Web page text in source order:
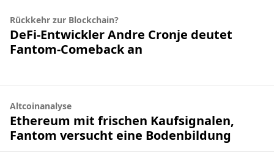
Rückkehr zur Blockchain?
DeFi-Entwickler Andre Cronje deutet
Fantom-Comeback an
Altcoinanalyse
Ethereum mit frischen Kaufsignalen,
Fantom versucht eine Bodenbildung